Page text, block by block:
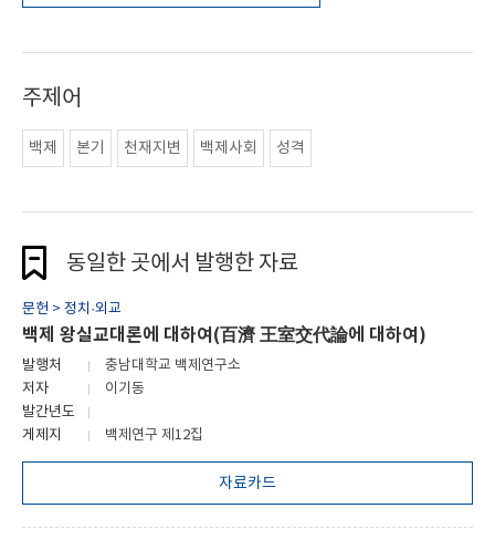
주제어
백제 본기 천재지변 백제사회 성격
동일한 곳에서 발행한 자료
문헌 > 정치·외교
백제 왕실교대론에 대하여(百濟 王室交代論에 대하여)
발행처
충남대학교 백제연구소
저자
이기동
발간년도
게제지
백제연구 제12집
자료카드